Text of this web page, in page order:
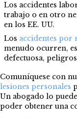
Los accidentes
trabajo o en otro
en los EE. UU.
Los accidentes por
menudo ocurren,
defectuosa,
Comuníquese con
lesiones personales
Un abogado lo
poder obtener una